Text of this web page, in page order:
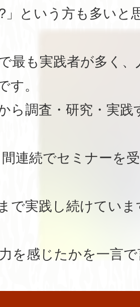
」という方も多い
最も実践者が多く
す。
ら調査・研究・実
連続でセミナーを
で実践し続けていま
を感じたかを一言で